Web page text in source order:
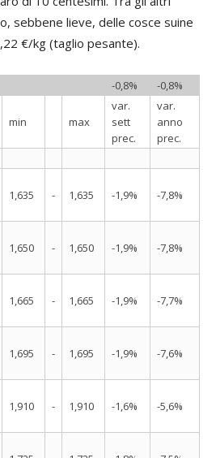
sebbene lieve, delle cosce suine
€/kg (taglio pesante).
-0,8% -0,8%
min max
var.
sett
prec.
var.
anno
prec.
1,635 - 1,635 -1,9% -7,8%
1,650 - 1,650 -1,9% -7,8%
1,665 - 1,665 -1,9% -7,7%
1,695 - 1,695 -1,9% -7,6%
1,910 - 1,910 -1,6% -5,6%